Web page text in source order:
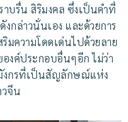
าบรื่น สิริมงคล ซึ่งเป็นคำที่
งกล่าวนั่นเอง และด้วยการ
มความโดดเด่นไปด้วยลาย
งค์ประกอบอื่นๆอีก ไม่ว่า
งกรที่เป็นสัญลักษณ์แห่ง
วจีน